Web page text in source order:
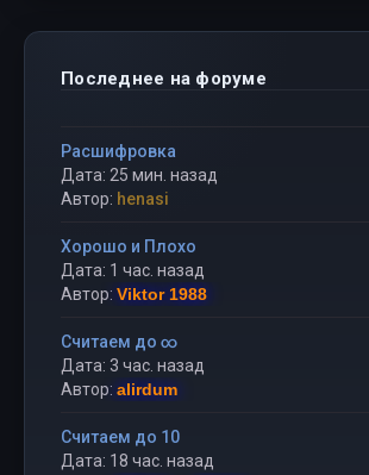
Последнее на форуме
Расшифровка
Дата: 25 мин. назад
Автор: henasi
Хорошо и Плохо
Дата: 1 час. назад
Автор: Viktor 1988
Считаем до ∞
Дата: 3 час. назад
Автор: alirdum
Считаем до 10
Дата: 18 час. назад